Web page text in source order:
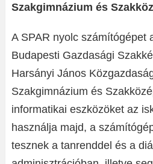
Szakgimnázium és
A SPAR nyolc számítógépet
Budapesti Gazdasági
Harsányi János
Szakgimnázium és
informatikai eszközöket az
használja majd, a
tesznek a tanrenddel és a